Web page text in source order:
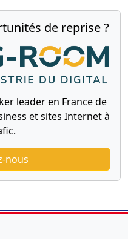
de reprise ?
leader en France de
et sites Internet à
nous